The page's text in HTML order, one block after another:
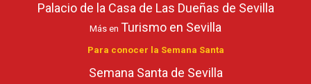
Palacio de la Casa de Las Dueñas de Sevilla
Más en Turismo en Sevilla
Para conocer la Semana Santa
Semana Santa de Sevilla